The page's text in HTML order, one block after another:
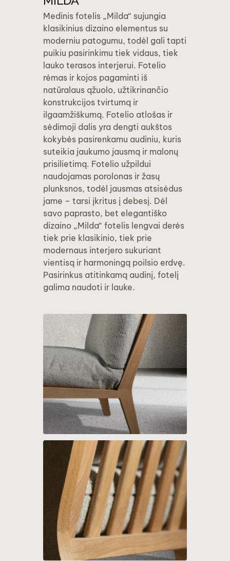
Medinis fotelis „Milda“ sujungia
klasikinius dizaino elementus su
moderniu patogumu, todėl gali tapti
puikiu pasirinkimu tiek vidaus, tiek
lauko terasos interjerui. Fotelio
rėmas ir kojos pagaminti iš
natūralaus ąžuolo, užtikrinančio
konstrukcijos tvirtumą ir
ilgaamžiškumą. Fotelio atlošas ir
sėdimoji dalis yra dengti aukštos
kokybės pasirenkamu audiniu, kuris
suteikia jaukumo jausmą ir malonų
prisilietimą. Fotelio užpildui
naudojamas porolonas ir žasų
plunksnos, todėl jausmas atsisėdus
jame – tarsi įkritus į debesį. Dėl
savo paprasto, bet elegantiško
dizaino „Milda“ fotelis lengvai derės
tiek prie klasikinio, tiek prie
modernaus interjero sukuriant
vientisą ir harmoningą poilsio erdvę.
Pasirinkus atitinkamą audinį, fotelį
galima naudoti ir lauke.